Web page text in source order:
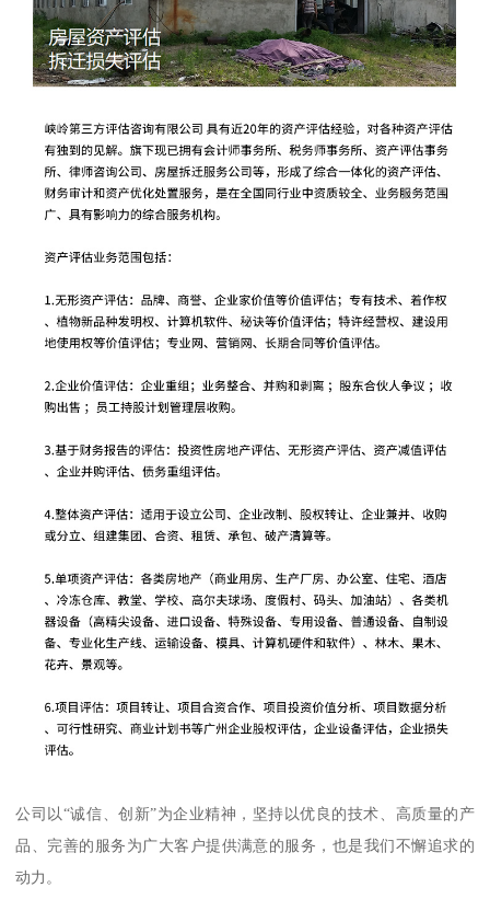
公司以“诚信、创新”为企业精神，坚持以优良的技术、高质量的产
品、完善的服务为广大客户提供满意的服务，也是我们不懈追求的
动力。